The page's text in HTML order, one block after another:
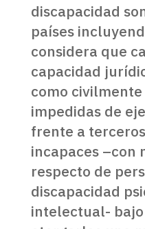
discapacidad
países
considera que
capacidad
como
impedidas de
frente a
incapaces –con
respecto de
discapacidad
intelectual-